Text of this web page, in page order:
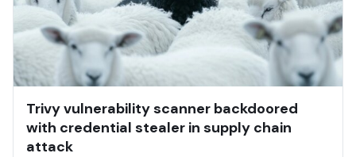
Trivy vulnerability scanner backdoored
with credential stealer in supply chain
attack